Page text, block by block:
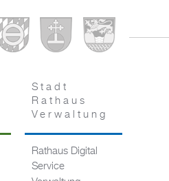
Stadt
Rathaus
Verwaltung
Rathaus Digital
Service